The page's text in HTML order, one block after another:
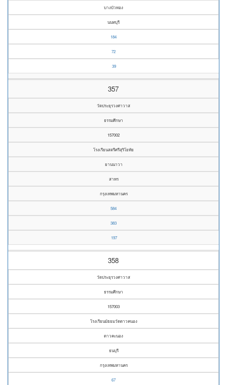
บางบัวทอง
นนทบุรี
184
72
39
357
วัดประยุรวงศาวาส
ธรรมศึกษา
157002
โรงเรียนสตรีศรีสุริโยทัย
ยานนาวา
สาทร
กรุงเทพมหานคร
584
383
197
358
วัดประยุรวงศาวาส
ธรรมศึกษา
157003
โรงเรียนมัธยมวัดดาวคนอง
ดาวคะนอง
ธนบุรี
กรุงเทพมหานคร
67